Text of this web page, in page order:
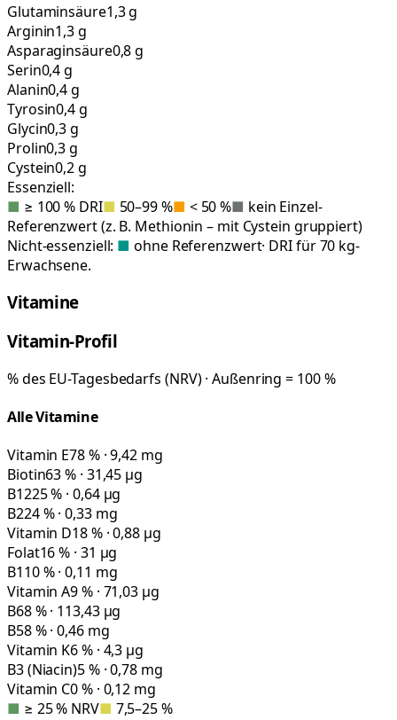
Glutaminsäure1,3 g
Arginin1,3 g
Asparaginsäure0,8 g
Serin0,4 g
Alanin0,4 g
Tyrosin0,4 g
Glycin0,3 g
Prolin0,3 g
Cystein0,2 g
Essenziell:
■ ≥ 100 % DRI■ 50–99 %■ < 50 %■ kein Einzel-
Referenzwert (z. B. Methionin – mit Cystein gruppiert)
Nicht-essenziell: ■ ohne Referenzwert· DRI für 70 kg-
Erwachsene.
Vitamine
Vitamin-Profil
% des EU-Tagesbedarfs (NRV) · Außenring = 100 %
Alle Vitamine
Vitamin E78 % · 9,42 mg
Biotin63 % · 31,45 µg
B1225 % · 0,64 µg
B224 % · 0,33 mg
Vitamin D18 % · 0,88 µg
Folat16 % · 31 µg
B110 % · 0,11 mg
Vitamin A9 % · 71,03 µg
B68 % · 113,43 µg
B58 % · 0,46 mg
Vitamin K6 % · 4,3 µg
B3 (Niacin)5 % · 0,78 mg
Vitamin C0 % · 0,12 mg
■ ≥ 25 % NRV■ 7,5–25 %